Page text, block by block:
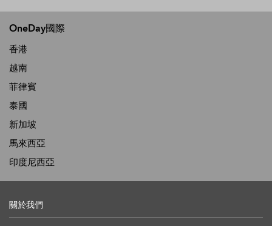
OneDay國際
香港
越南
菲律賓
泰國
新加坡
馬來西亞
印度尼西亞
關於我們